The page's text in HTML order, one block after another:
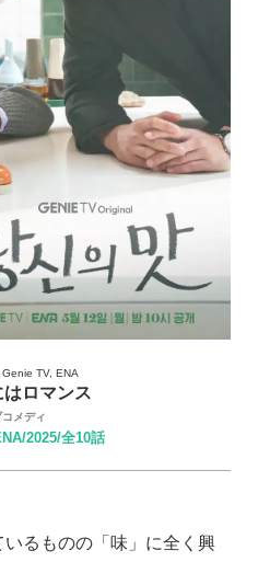
TV, ENA
はロマンス
コメディ
2025/全10話
るものの「味」に全く興